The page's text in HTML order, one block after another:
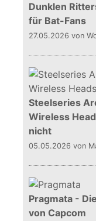
Dunklen
für Bat-Fans
27.05.2026 von
Steelseries
Wireless
nicht
05.05.2026 von
Pragmata -
von Capcom